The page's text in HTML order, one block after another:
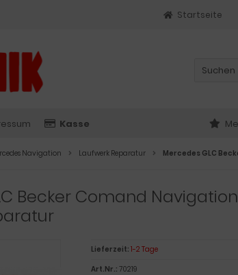
Startseite
Kasse
Navigation Laufwerk Reparatur Mercedes GLC
Becker Comand
Lieferzeit: 1-2 Tage
Art.Nr.: 70219